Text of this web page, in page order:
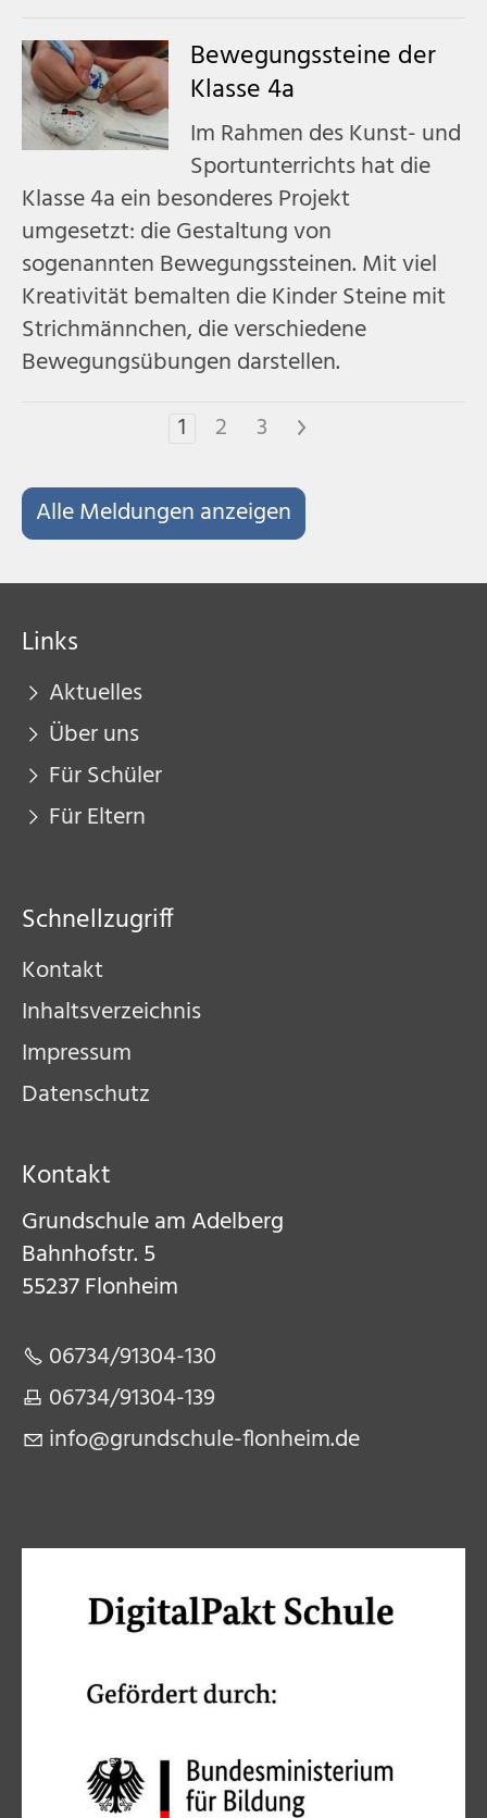
Bewegungssteine der
Klasse 4a
Im Rahmen des Kunst- und
Sportunterrichts hat die
Klasse 4a ein besonderes Projekt
umgesetzt: die Gestaltung von
sogenannten Bewegungssteinen. Mit viel
Kreativität bemalten die Kinder Steine mit
Strichmännchen, die verschiedene
Bewegungsübungen darstellen.
1
2 3 >
Alle Meldungen anzeigen
Links
Aktuelles
Über uns
Für Schüler
Für Eltern
Schnellzugriff
Kontakt
Inhaltsverzeichnis
Impressum
Datenschutz
Kontakt
Grundschule am Adelberg​
Bahnhofstr. 5​
55237 Flonheim​
06734/91304-130​
06734/91304-139​
nf
gr ndsch l -fl nh md